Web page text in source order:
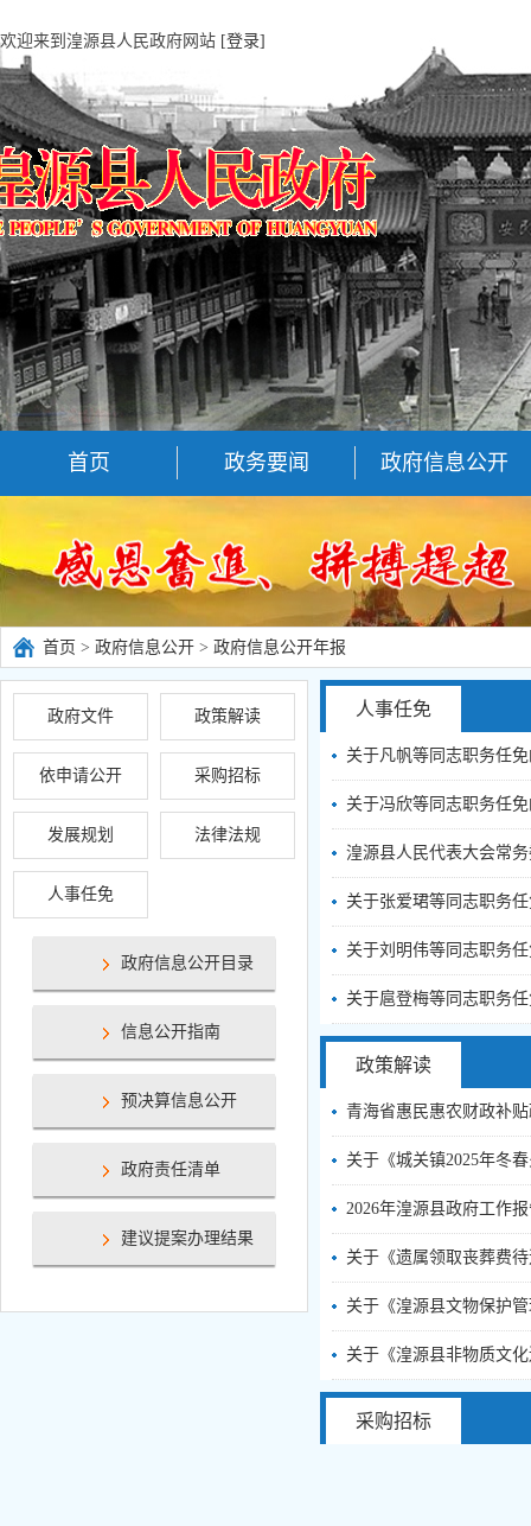
欢迎来到湟源县人民政府网站 [登录]
首页 政务要闻 政府信息公开
首页 > 政府信息公开 > 政府信息公开年报
政府文件 政策解读
依申请公开 采购招标
发展规划 法律法规
人事任免
政府信息公开目录
信息公开指南
预决算信息公开
政府责任清单
建议提案办理结果
人事任免
关于凡帆等同志职务任
关于冯欣等同志职务任
湟源县人民代表大会常
关于张爱珺等同志职务
关于刘明伟等同志职务
关于扈登梅等同志职务
政策解读
青海省惠民惠农财政补
关于《城关镇2025年冬
2026年湟源县政府工作
关于《遗属领取丧葬费
关于《湟源县文物保护
关于《湟源县非物质文
采购招标